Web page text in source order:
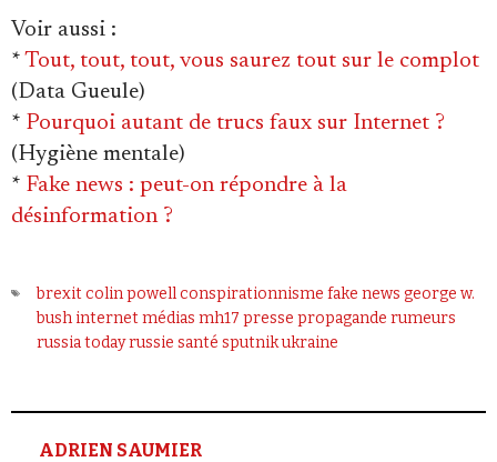
Voir aussi :
* Tout, tout, tout, vous saurez tout sur le complot
(Data Gueule)
* Pourquoi autant de trucs faux sur Internet ?
(Hygiène mentale)
* Fake news : peut-on répondre à la
désinformation ?
brexitcolin powellconspirationnisme fake news george w.
bush internetmédias mh17 presse propagande rumeurs
russia todayrussie santé sputnikukraine
ADRIEN SAUMIER